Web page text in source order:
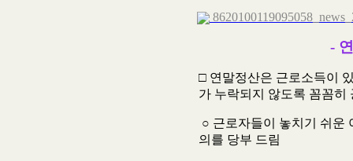
-
□ 연말정산은 근로소득이
가 누락되지 않도록 꼼꼼히
○ 근로자들이 놓치기 쉬운
의를 당부 드림